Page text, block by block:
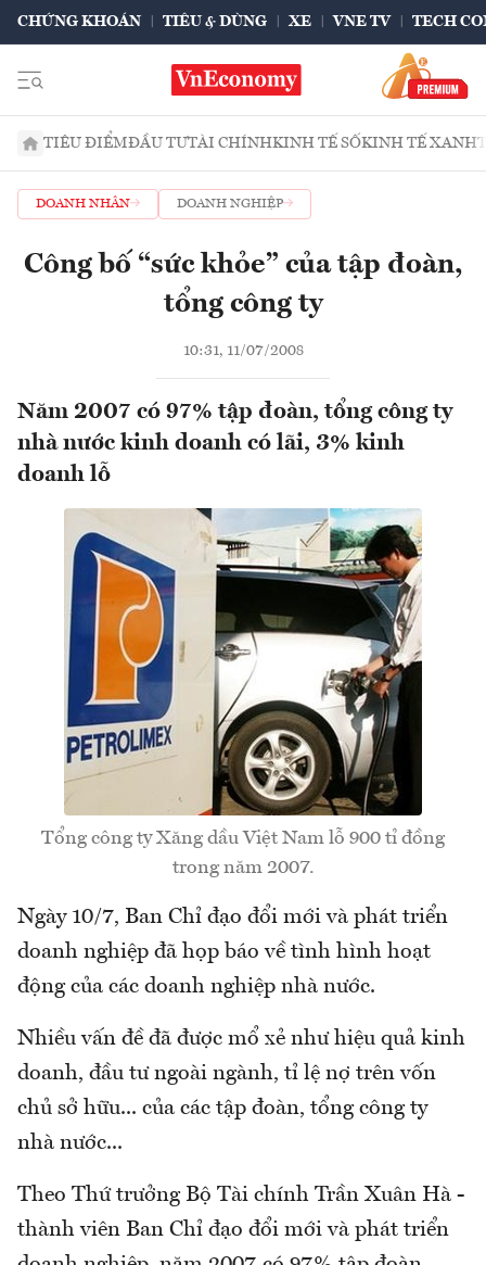
CHỨNG KHOÁN TIÊU & DÙNG XE VNE TV TECH
TIÊU ĐIỂMĐẦU TƯTÀI CHÍNHKINH TẾ SỐKINH TẾ XANH
DOANH NHÂN DOANH NGHIỆP
Công bố “sức khỏe” của tập đoàn,
tổng công ty
10:31, 11/07/2008
Năm 2007 có 97% tập đoàn, tổng công ty
nhà nước kinh doanh có lãi, 3% kinh
doanh lỗ
Tổng công ty Xăng dầu Việt Nam lỗ 900 tỉ đồng
trong năm 2007.
Ngày 10/7, Ban Chỉ đạo đổi mới và phát triển
doanh nghiệp đã họp báo về tình hình hoạt
động của các doanh nghiệp nhà nước.
Nhiều vấn đề đã được mổ xẻ như hiệu quả kinh
doanh, đầu tư ngoài ngành, tỉ lệ nợ trên vốn
chủ sở hữu... của các tập đoàn, tổng công ty
nhà nước...
Theo Thứ trưởng Bộ Tài chính Trần Xuân Hà -
thành viên Ban Chỉ đạo đổi mới và phát triển